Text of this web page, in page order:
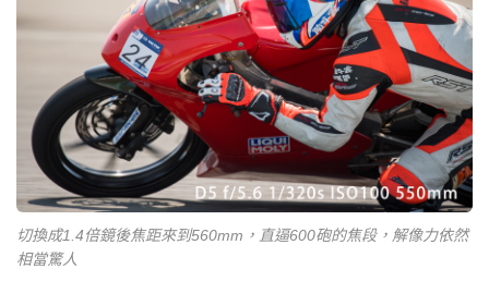
切換成1.4倍鏡後焦距來到560mm，直逼600砲的焦段，解像力依然
相當驚人